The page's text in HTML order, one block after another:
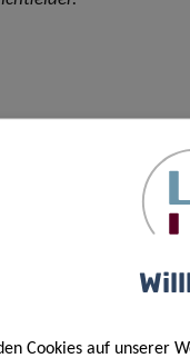
Vorname*
Cookies auf unserer